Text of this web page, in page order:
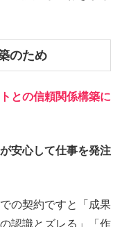
のため
との信頼関係構築に
安心して仕事を発注
の契約ですと「成果
認識とズレる」「作